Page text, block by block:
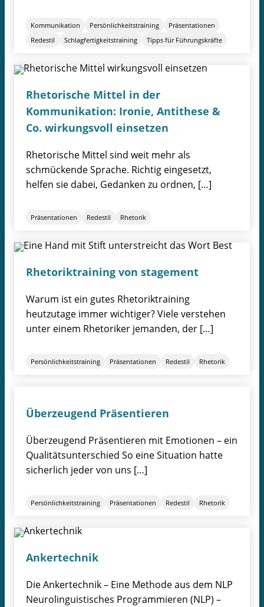
Kommunikation Persönlichkeitstraining
Präsentationen
Redestil
Schlagfertigkeitstraining Tipps für Führungskräfte
Rhetorische Mittel in der
Kommunikation: Ironie, Antithese &
Co. wirkungsvoll einsetzen
Rhetorische Mittel sind weit mehr als
schmückende Sprache. Richtig eingesetzt,
helfen sie dabei, Gedanken zu ordnen, […]
Präsentationen Redestil Rhetorik
Rhetoriktraining von stagement
Warum ist ein gutes Rhetoriktraining
heutzutage immer wichtiger? Viele verstehen
unter einem Rhetoriker jemanden, der […]
Persönlichkeitstraining Präsentationen Redestil Rhetorik
Überzeugend Präsentieren
Überzeugend Präsentieren mit Emotionen – ein
Qualitätsunterschied So eine Situation hatte
sicherlich jeder von uns […]
Persönlichkeitstraining Präsentationen Redestil Rhetorik
Ankertechnik
Die Ankertechnik – Eine Methode aus dem NLP
Neurolinguistisches Programmieren (NLP) –